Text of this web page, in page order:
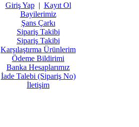
Giriş Yap| Kayıt Ol
Bayilerimiz
Şans Çarkı
Sipariş Takibi
Sipariş Takibi
Karşılaştırma Ürünlerim
Ödeme Bildirimi
Banka Hesaplarımız
İade Talebi (Sipariş No)
İletişim